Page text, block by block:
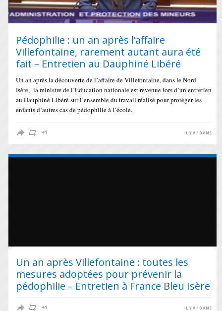
Pédophilie : un an après l’affaire
Villefontaine, rarement autant aura été
fait – Entretien au Dauphiné Libéré
Un an après la découverte de l’affaire de Villefontaine, dans le Nord
Isère, la ministre de l’Éducation nationale est revenue lors d’un entretien
au Dauphiné Libéré sur l’ensemble du travail réalisé pour protéger les
enfants d’autres cas de pédophilie à l’école.
IL Y A 10 ANS
Un an après Villefontaine : toutes les
mesures adoptées pour prévenir la
pédophilie – Entretien à France Bleu Isère
IL Y A 10 ANS